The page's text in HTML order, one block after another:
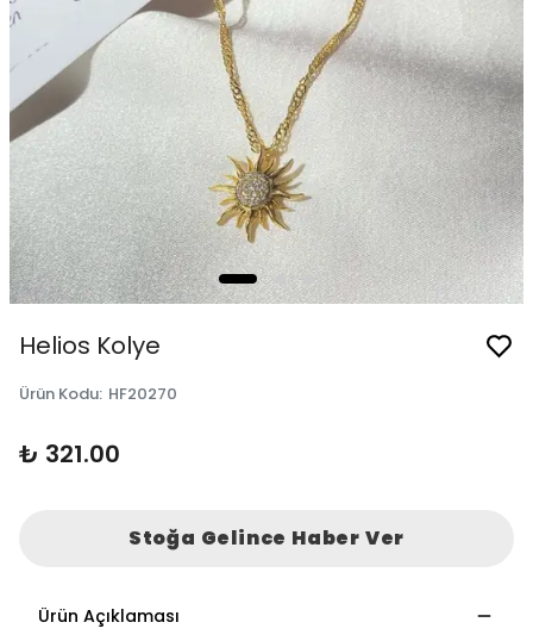
Helios Kolye
Ürün Kodu: HF20270
₺ 321.00
Stoğa Gelince Haber Ver
Ürün Açıklaması